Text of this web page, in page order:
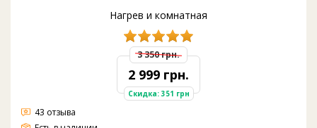
Нагрев и комнатная
3 350 грн.
2 999 грн.
Скидка: 351 грн
43 отзыва